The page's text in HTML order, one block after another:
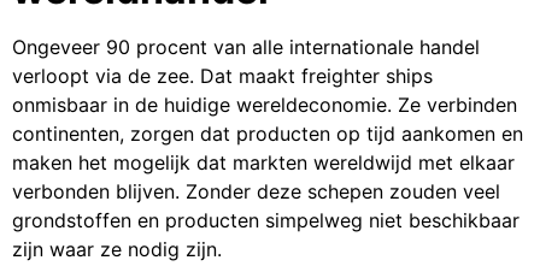
Ongeveer 90 procent van alle internationale handel
verloopt via de zee. Dat maakt freighter ships
onmisbaar in de huidige wereldeconomie. Ze verbinden
continenten, zorgen dat producten op tijd aankomen en
maken het mogelijk dat markten wereldwijd met elkaar
verbonden blijven. Zonder deze schepen zouden veel
grondstoffen en producten simpelweg niet beschikbaar
zijn waar ze nodig zijn.